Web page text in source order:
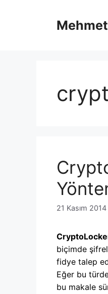
21 Kasım 2014
biçimde
fidye talep
Eğer bu
bu makale